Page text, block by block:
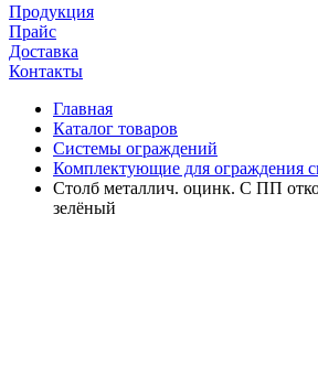
Продукция
Прайс
Доставка
Контакты
Главная
Каталог товаров
Системы ограждений
Комплектующие для ограждения
Столб металлич. оцинк. С ПП
зелёный